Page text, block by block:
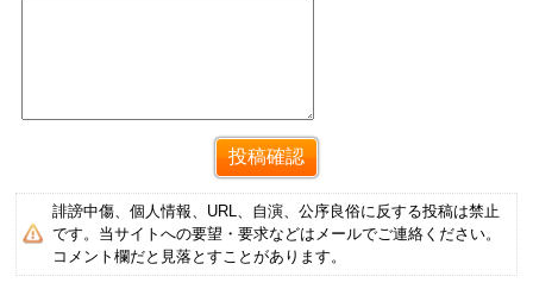
誹謗中傷、個人情報、URL、自演、公序良俗に反する投稿は禁止
です。当サイトへの要望・要求などはメールでご連絡ください。
コメント欄だと見落とすことがあります。